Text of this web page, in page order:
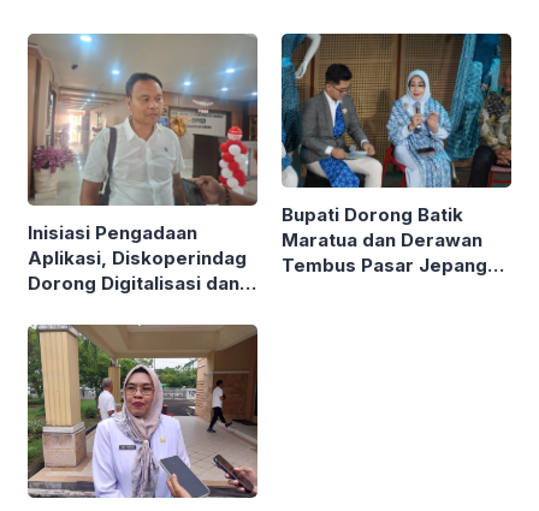
Inisiasi Pengadaan
Aplikasi, Diskoperindag
Dorong Digitalisasi dan
UMKM
Bupati Dorong Batik
Maratua dan Derawan
Tembus Pasar Jepang